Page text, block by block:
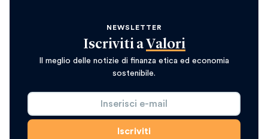
NEWSLETTER
Iscriviti a Valori
Il meglio delle notizie di finanza etica ed economia
sostenibile.